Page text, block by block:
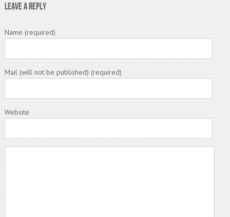
Leave a Reply
Name (required)
Mail (will not be published) (required)
Website